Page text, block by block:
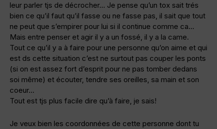
leur parler tjs de décrocher… Je pense qu’un tox sait trés
bien ce qu’il faut qu’il fasse ou ne fasse pas, il sait que tout
ne peut que s’empirer pour lui si il continue comme ca…
Mais entre penser et agir il y a un fossé, il y a la came.
Tout ce qu’il y a à faire pour une personne qu’on aime et qui
est ds cette situation c’est ne surtout pas couper les ponts
(si on est assez fort d’esprit pour ne pas tomber dedans
soi même) et écouter, tendre ses oreilles, sa main et son
coeur…
Tout est tjs plus facile dire qu’à faire, je sais!
Je veux bien les coordonnées de cette personne dont tu